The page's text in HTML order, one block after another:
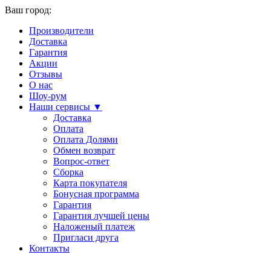
Ваш город:
Производители
Доставка
Гарантия
Акции
Отзывы
О нас
Шоу-рум
Наши сервисы ▼
Доставка
Оплата
Оплата Долями
Обмен возврат
Вопрос-ответ
Сборка
Карта покупателя
Бонусная программа
Гарантия
Гарантия лучшей цены
Наложеный платеж
Пригласи друга
Контакты